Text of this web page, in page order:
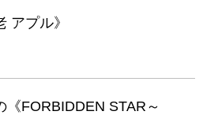
アプル》
FORBIDDEN STAR～